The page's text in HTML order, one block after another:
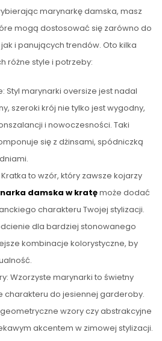
marynarkę damska, masz
mogą dostosować się zarówno do
i panujących trendów. Oto kilka
różne style i potrzeby:
Styl marynarki oversize jest nadal
szeroki krój nie tylko jest wygodny,
i nowoczesności. Taki
się z dżinsami, spódniczką
to wzór, który zawsze kojarzy
damska w kratęmoże dodać
charakteru Twojej stylizacji.
dla bardziej stonowanego
kombinacje kolorystyczne, by
Wzorzyste marynarki to świetny
charakteru do jesiennej garderoby.
wzory czy abstrakcyjne
akcentem w zimowej stylizacji.